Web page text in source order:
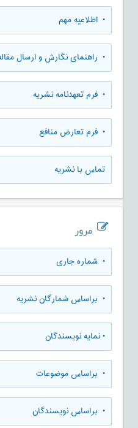
• اطلاعیه مهم
• راهنمای نگارش و ارسال مقاله
• فرم تعهدنامه نشریه
• فرم تعارض منافع
تماس با نشریه
مرور
• شماره جاری
• براساس شمارگان نشریه
•نمایه نویسندگان
• براساس موضوعات
• براساس نویسندگان